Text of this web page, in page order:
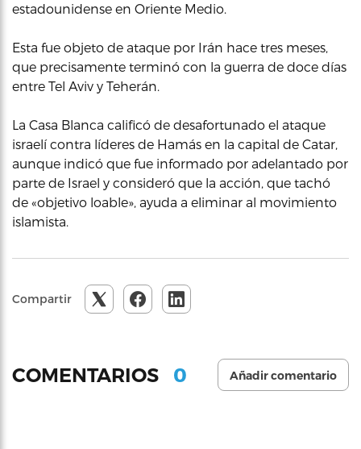
estadounidense en Oriente Medio.
Esta fue objeto de ataque por Irán hace tres meses,
que precisamente terminó con la guerra de doce días
entre Tel Aviv y Teherán.
La Casa Blanca calificó de desafortunado el ataque
israelí contra líderes de Hamás en la capital de Catar,
aunque indicó que fue informado por adelantado por
parte de Israel y consideró que la acción, que tachó
de «objetivo loable», ayuda a eliminar al movimiento
islamista.
Compartir
COMENTARIOS 0 Añadir comentario